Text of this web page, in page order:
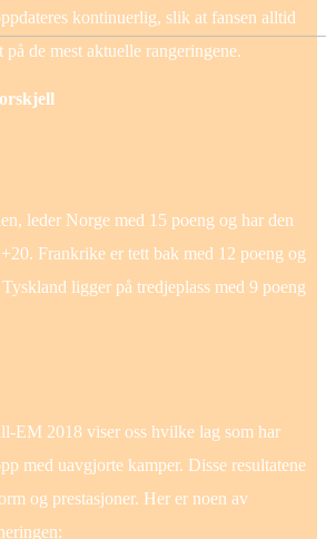
kontinuerlig, slik at fansen alltid
de mest aktuelle rangeringene.
leder Norge med 15 poeng og har den
Frankrike er tett bak med 12 poeng og
ligger på tredjeplass med 9 poeng
EM 2018 viser oss hvilke lag som har
med uavgjorte kamper. Disse resultatene
og prestasjoner. Her er noen av